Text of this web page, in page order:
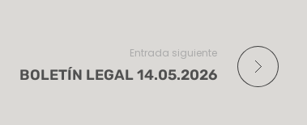
Entrada siguiente
BOLETÍN LEGAL 14.05.2026